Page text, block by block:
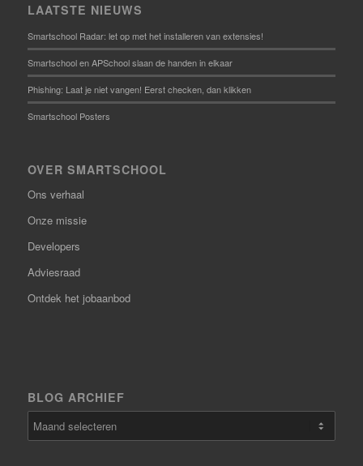
LAATSTE NIEUWS
Smartschool Radar: let op met het installeren van extensies!
Smartschool en APSchool slaan de handen in elkaar
Phishing: Laat je niet vangen! Eerst checken, dan klikken
Smartschool Posters
OVER SMARTSCHOOL
Ons verhaal
Onze missie
Developers
Adviesraad
Ontdek het jobaanbod
BLOG ARCHIEF